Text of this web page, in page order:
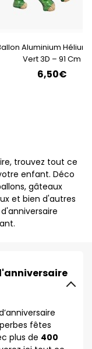
Aluminium Hélium
Vert 3D – 91 Cm
6,50€
trouvez tout ce
enfant. Déco
gâteaux
et bien d'autres
fêtes
plus de 400